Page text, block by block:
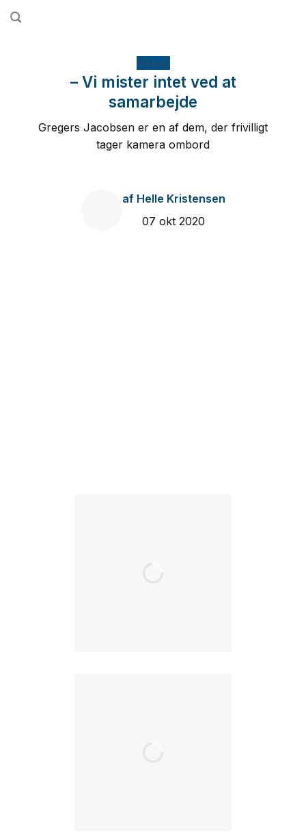
Fortsæt
Fiskeri
– Vi mister intet ved at
samarbejde
Gregers Jacobsen er en af dem, der frivilligt
tager kamera ombord
afHelle Kristensen
07 okt 2020